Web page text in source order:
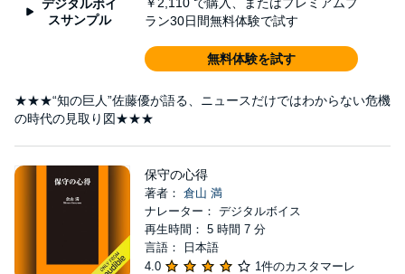
デジタルボイ
スサンプル
ラン30日間無料体験で試す
無料体験を試す
★★★“知の巨人”佐藤優が語る、ニュースだけではわからない危機
の時代の見取り図★★★
保守の心得
著者： 倉山 満
ナレーター： デジタルボイス
再生時間： 5 時間 7 分
言語： 日本語
4.0
1件のカスタマーレ